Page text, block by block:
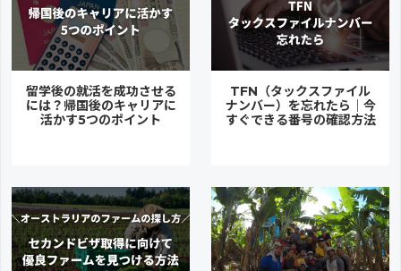
留学後の就活を成功させる
には？帰国後のキャリアに
活かす5つのポイント
TFN（タックスファイル
ナンバー）を忘れたら｜今
すぐできる番号の確認方法